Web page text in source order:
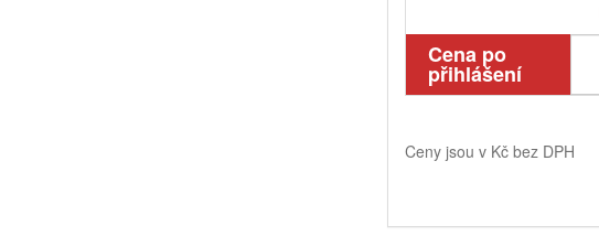
Cena po
přihlášení
Ceny jsou v Kč bez DPH